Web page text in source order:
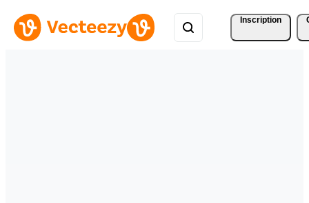
Inscription